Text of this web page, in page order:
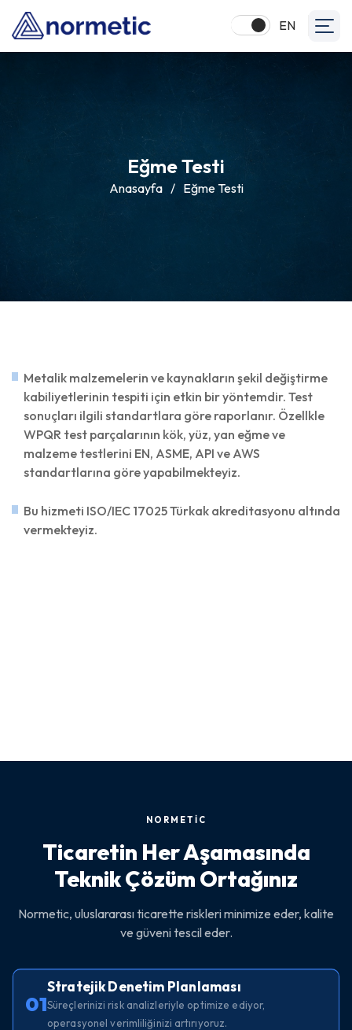
EN
Eğme Testi
Anasayfa / Eğme Testi
Metalik malzemelerin ve kaynakların şekil değiştirme
kabiliyetlerinin tespiti için etkin bir yöntemdir. Test
sonuçları ilgili standartlara göre raporlanır. Özellkle
WPQR test parçalarının kök, yüz, yan eğme ve
malzeme testlerini EN, ASME, API ve AWS
standartlarına göre yapabilmekteyiz.
Bu hizmeti ISO/IEC 17025 Türkak akreditasyonu altında
vermekteyiz.
NORMETİC
Ticaretin Her Aşamasında
Teknik Çözüm Ortağınız
Normetic, uluslararası ticarette riskleri minimize eder, kalite
ve güveni tescil eder.
01
Stratejik Denetim Planlaması
Süreçlerinizi risk analizleriyle optimize ediyor,
operasyonel verimliliğinizi artırıyoruz.